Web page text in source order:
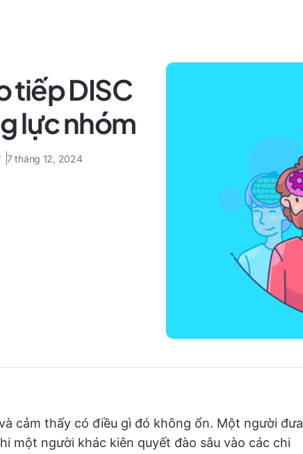
tiếp DISC
lực nhóm
7 tháng 12, 2024
cảm thấy có điều gì đó không ổn. Một người đưa
một người khác kiên quyết đào sâu vào các chi